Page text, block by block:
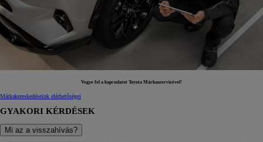
Vegye fel a kapcsolatot Toyota Márkaszervizével!
Márkakereskedéseink elérhetőségei
GYAKORI KÉRDÉSEK
Mi az a visszahívás?